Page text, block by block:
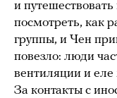
и
посмотреть, как
группы, и Чен
повезло: люди
вентиляции и
За контакты с